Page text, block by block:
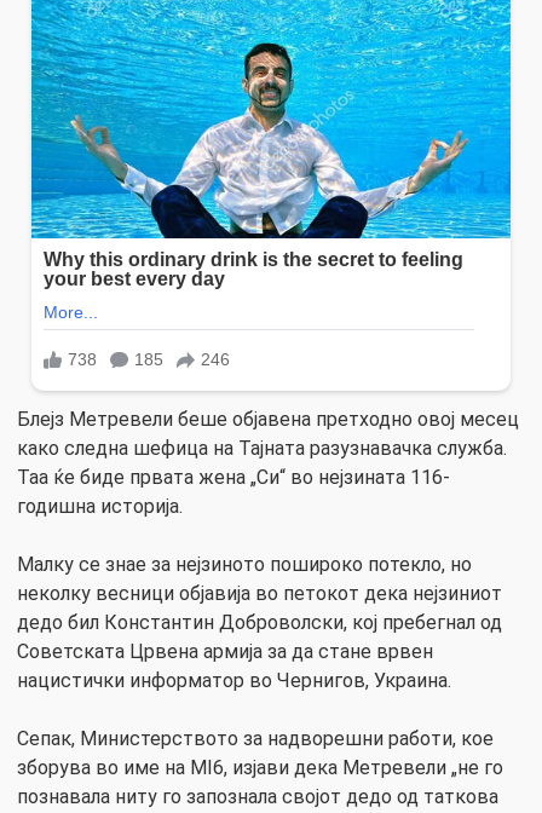
Блејз Метревели беше објавена претходно овој месец
како следна шефица на Тајната разузнавачка служба.
Таа ќе биде првата жена „Cи“ во нејзината 116-
годишна историја.
Малку се знае за нејзиното пошироко потекло, но
неколку весници објавија во петокот дека нејзиниот
дедо бил Константин Доброволски, кој пребегнал од
Советската Црвена армија за да стане врвен
нацистички информатор во Чернигов, Украина.
Сепак, Министерството за надворешни работи, кое
зборува во име на MI6, изјави дека Метревели „не го
познавала ниту го запознала својот дедо од таткова